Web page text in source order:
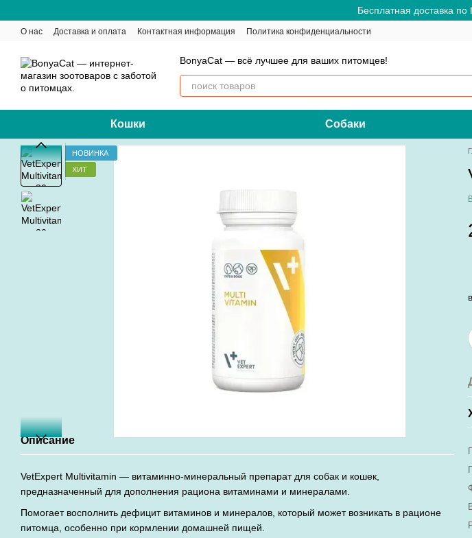
Бесплатная доставка
О нас Доставка и оплата Контактная информация Политика конфиденциальности
BonyaCat — всё лучшее для ваших питомцев!
Кошки Собаки
НОВИНКА
ХИТ
Описание
VetExpert Multivitamin — витаминно-минеральный препарат для собак и кошек,
предназначенный для дополнения рациона витаминами и минералами.
Помогает восполнить дефицит витаминов и минералов, который может возникать в рационе
питомца, особенно при кормлении домашней пищей.